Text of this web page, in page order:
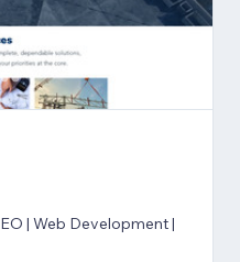
| Web Development |